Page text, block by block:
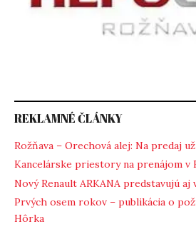
REKLAMNÉ ČLÁNKY
Rožňava – Orechová alej: Na predaj
Kancelárske priestory na prenájom v
Nový Renault ARKANA predstavujú aj
Prvých osem rokov – publikácia o
Hôrka